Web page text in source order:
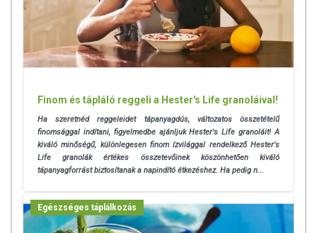
Finom és tápláló reggeli a Hester's Life granoláival!
Ha szeretnéd reggeleidet tápanyagdús, változatos összetételű
finomsággal indítani, figyelmedbe ajánljuk Hester's Life granoláit! A
kiváló minőségű, különlegesen finom ízvilággal rendelkező Hester's
Life granolák értékes összetevőinek köszönhetően kiváló
tápanyagforrást biztosítanak a napindító étkezéshez. Ha pedig n...
Egészséges táplálkozás